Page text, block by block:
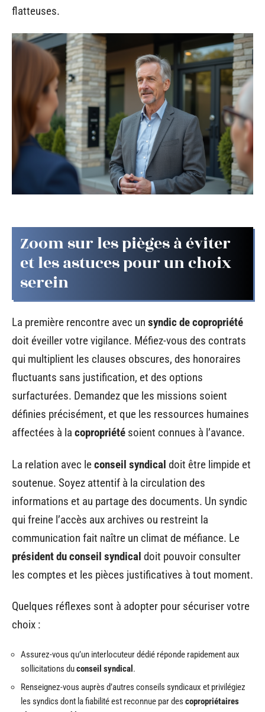
flatteuses.
Zoom sur les pièges à éviter
et les astuces pour un choix
serein
La première rencontre avec un syndic de copropriété
doit éveiller votre vigilance. Méfiez-vous des contrats
qui multiplient les clauses obscures, des honoraires
fluctuants sans justification, et des options
surfacturées. Demandez que les missions soient
définies précisément, et que les ressources humaines
affectées à la copropriété soient connues à l’avance.
La relation avec leconseil syndical doit être limpide et
soutenue. Soyez attentif à la circulation des
informations et au partage des documents. Un syndic
qui freine l’accès aux archives ou restreint la
communication fait naître un climat de méfiance. Le
président du conseil syndical doit pouvoir consulter
les comptes et les pièces justificatives à tout moment.
Quelques réflexes sont à adopter pour sécuriser votre
choix :
Assurez-vous qu’un interlocuteur dédié réponde rapidement aux
sollicitations duconseil syndical .
Renseignez-vous auprès d’autres conseils syndicaux et privilégiez
les syndics dont la fiabilité est reconnue par des copropriétaires